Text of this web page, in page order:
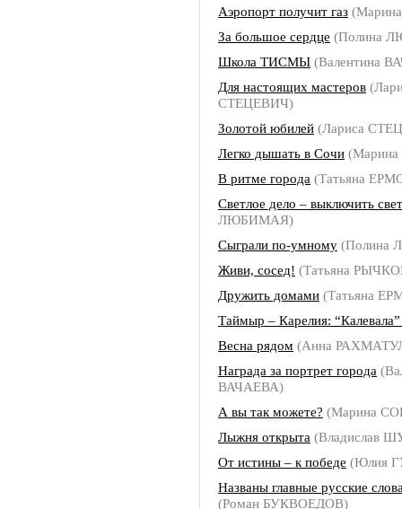
Аэропорт получит газ
За большое сердце (Полина
Школа ТИСМЫ (Валентина
Для настоящих мастеров
СТЕЦЕВИЧ)
Золотой юбилей (Лариса
Легко дышать в Сочи
В ритме города (Татьяна
Светлое дело – выключить свет
ЛЮБИМАЯ)
Сыграли по-умному (Полина
Живи, сосед! (Татьяна
Дружить домами (Татьяна
Таймыр – Карелия:
Весна рядом (Анна
Награда за портрет города
ВАЧАЕВА)
А вы так можете? (Марина
Лыжня открыта (Владислав
От истины – к победе (Юлия
Названы главные русские
(Роман БУКВОЕДОВ)